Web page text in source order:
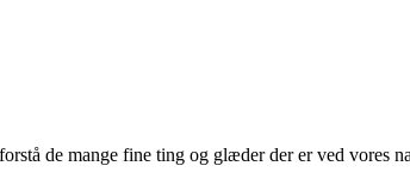
de mange fine ting og glæder der er ved